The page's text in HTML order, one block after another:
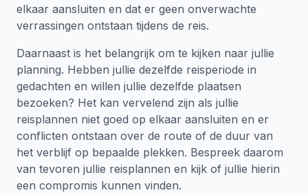
elkaar aansluiten en dat er geen onverwachte
verrassingen ontstaan tijdens de reis.
Daarnaast is het belangrijk om te kijken naar jullie
planning. Hebben jullie dezelfde reisperiode in
gedachten en willen jullie dezelfde plaatsen
bezoeken? Het kan vervelend zijn als jullie
reisplannen niet goed op elkaar aansluiten en er
conflicten ontstaan over de route of de duur van
het verblijf op bepaalde plekken. Bespreek daarom
van tevoren jullie reisplannen en kijk of jullie hierin
een compromis kunnen vinden.